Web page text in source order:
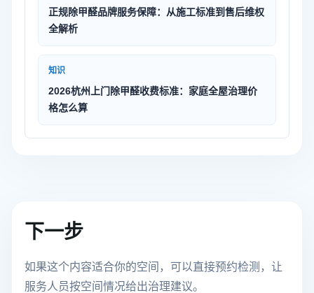
正规除甲醛品牌服务保障：从施工标准到售后维权
全解析
知识
2026杭州上门除甲醛收费标准：家庭全屋治理价
格怎么算
下一步
如果这个内容适合你的空间，可以直接预约检测，让
服务人员按空间情况给出治理建议。